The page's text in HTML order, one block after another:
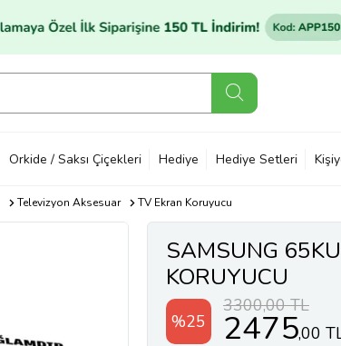
Orkide / Saksı Çiçekleri Hediye Hediye Setleri
Televizyon Aksesuar TV Ekran Koruyucu
SAMSUNG
KORUYUCU
%25
3300,00 TL
2475,00